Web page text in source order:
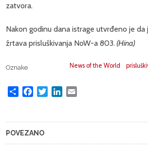
zatvora.
Nakon godinu dana istrage utvrđeno je da
žrtava prisluškivanja NoW-a 803. (Hina)
Oznake News of the World
Share FacebookTwitterLinkedIn
POVEZANO